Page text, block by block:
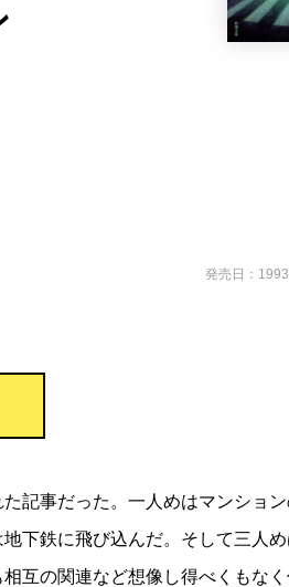
発売日：
記事だった。一人めはマンショ
地下鉄に飛び込んだ。そして三人め
互の関連など想像し得べくもなく